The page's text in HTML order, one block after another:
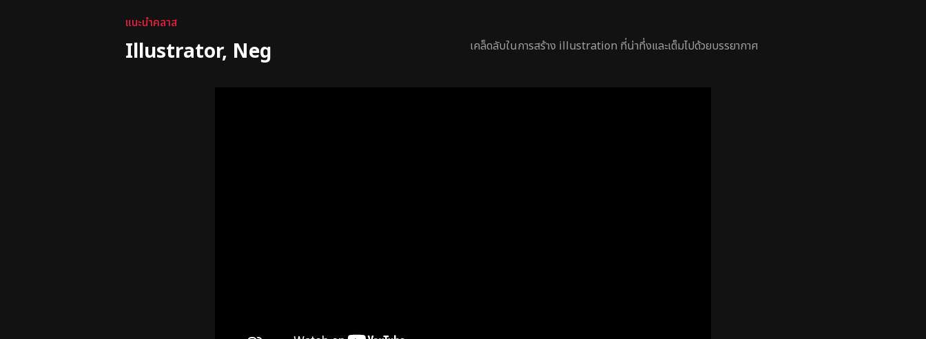
แนะนำคลาส
Illustrator, Neg เคล็ดลับในการสร้าง illustration ที่น่าทึ่งและเต็มไปด้วยบรรยากาศ